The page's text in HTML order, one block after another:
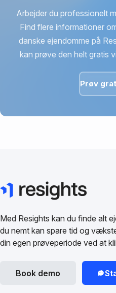
Arbejder du professionelt
Find flere informationer
danske ejendomme på
kan prøve den helt gratis
Prøv
Med Resights kan du finde alt
du nemt kan spare tid og
din egen prøveperiode ved at
Book demo